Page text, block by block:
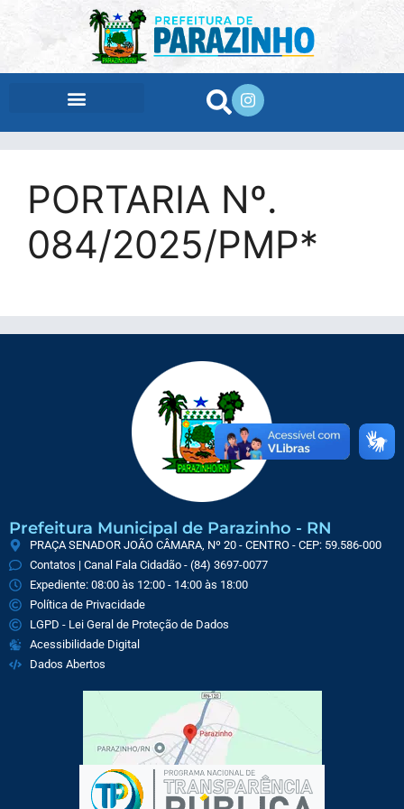
PORTARIA Nº.
084/2025/PMP*
Prefeitura Municipal de Parazinho - RN
PRAÇA SENADOR JOÃO CÂMARA, Nº 20 - CENTRO - CEP: 59.586-000
Contatos | Canal Fala Cidadão - (84) 3697-0077
Expediente: 08:00 às 12:00 - 14:00 às 18:00
Política de Privacidade
LGPD - Lei Geral de Proteção de Dados
Acessibilidade Digital
Dados Abertos